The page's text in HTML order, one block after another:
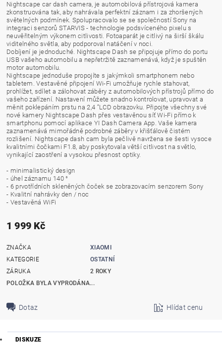
Nightscape car dash camera, je automobilová přístrojová kamera
zkonstruována tak, aby nahrávala perfektní záznam i za zhoršených
světelných podmínek. Spolupracovalo se se společností Sony na
integraci senzorů STARVIS - technologie podsvíceného pixelu s
neuvěřitelným výkonem citlivosti. Fotoaparát je citlivý na širší škálu
viditelného světla, aby podporoval natáčení v noci.
Dobíjení je jednoduché. Nightscape Dash se připojuje přímo do portu
USB vašeho automobilu a nepřetržitě zaznamenává, když je spuštěn
motor automobilu.
Nightscape jednoduše propojíte s jakýmkoli smartphonem nebo
tabletem. Vestavěné připojení Wi-Fi umožňuje rychle stahovat,
prohlížet, sdílet a zálohovat záběry z automobilových přístrojů přímo do
vašeho zařízení. Nastavení můžete snadno kontrolovat, upravovat a
měnit poklepáním prstu na 2,4 ”LCD obrazovku. Připojte všechny své
nové kamery Nightscape Dash přes vestavěnou síť Wi-Fi přímo k
smartphonu pomocí aplikace YI Dash Camera App. Vaše kamera
zaznamenává mimořádně podrobné záběry v křišťálově čistém
rozlišení. Nightscape dash cam byla pečlivě navržena se šesti vysoce
kvalitními čočkami F1.8, aby poskytovala větší citlivost na světlo,
vynikající zaostření a vysokou přesnost optiky.
- minimalistický design
- úhel záznamu 140 °
- 6 prvotřídních skleněných čoček se zobrazovacím senzorem Sony
- Kvalitní nahrávky den / noc
- Vestavěná WiFi
1 999 Kč
ZNAČKA
XIAOMI
KATEGORIE
OSTATNÍ
ZÁRUKA
2 ROKY
POLOŽKA BYLA VYPRODÁNA...
Dotaz Hlídat cenu
DISKUZE